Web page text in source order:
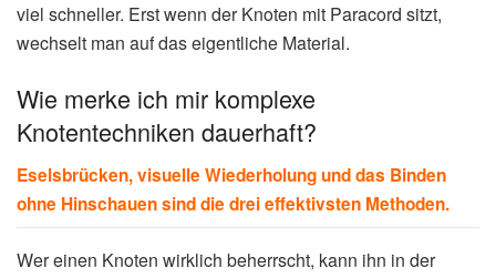
viel schneller. Erst wenn der Knoten mit Paracord sitzt,
wechselt man auf das eigentliche Material.
Wie merke ich mir komplexe
Knotentechniken dauerhaft?
Eselsbrücken, visuelle Wiederholung und das Binden
ohne Hinschauen sind die drei effektivsten Methoden.
Wer einen Knoten wirklich beherrscht, kann ihn in der